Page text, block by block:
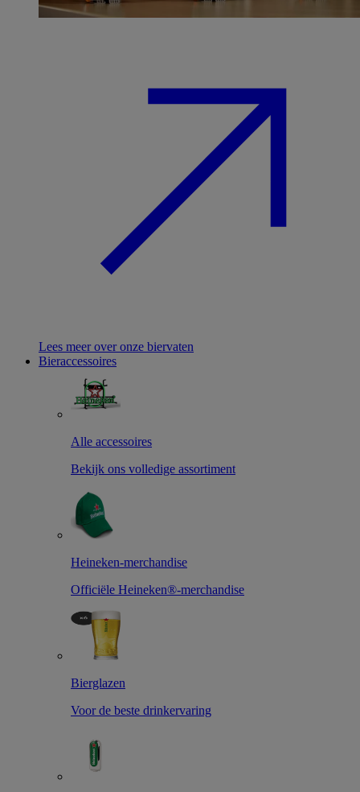
Lees meer over onze biervaten
Bieraccessoires
Alle accessoires
Bekijk ons volledige assortiment
Heineken-merchandise
Officiële Heineken®-merchandise
Bierglazen
Voor de beste drinkervaring